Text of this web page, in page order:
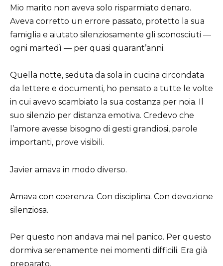
Mio marito non aveva solo risparmiato denaro.
Aveva corretto un errore passato, protetto la sua
famiglia e aiutato silenziosamente gli sconosciuti —
ogni martedì — per quasi quarant’anni.
Quella notte, seduta da sola in cucina circondata
da lettere e documenti, ho pensato a tutte le volte
in cui avevo scambiato la sua costanza per noia. Il
suo silenzio per distanza emotiva. Credevo che
l’amore avesse bisogno di gesti grandiosi, parole
importanti, prove visibili.
Javier amava in modo diverso.
Amava con coerenza. Con disciplina. Con devozione
silenziosa.
Per questo non andava mai nel panico. Per questo
dormiva serenamente nei momenti difficili. Era già
preparato.